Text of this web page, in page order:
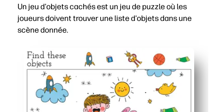
Un jeu d'objets cachés est un jeu de puzzle où les
joueurs doivent trouver une liste d'objets dans une
scène donnée.